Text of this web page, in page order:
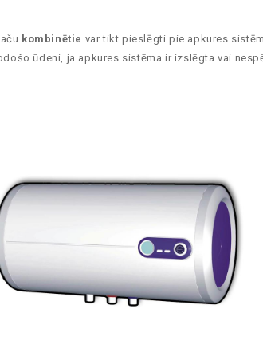
kombinētie var tikt pieslēgti pie apkures
ūdeni, ja apkures sistēma ir izslēgta vai